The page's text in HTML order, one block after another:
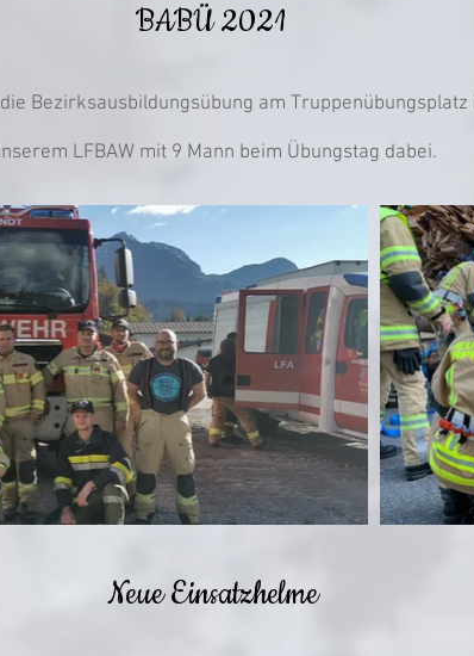
BABÜ 2021
Bezirksausbildungsübung am
LFBAW mit 9 Mann beim Übungstag dabei.
Neue Einsatzhelme